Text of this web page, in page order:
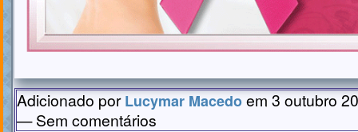
Adicionado porLucymar Macedoem 3 outubro
— Sem comentários